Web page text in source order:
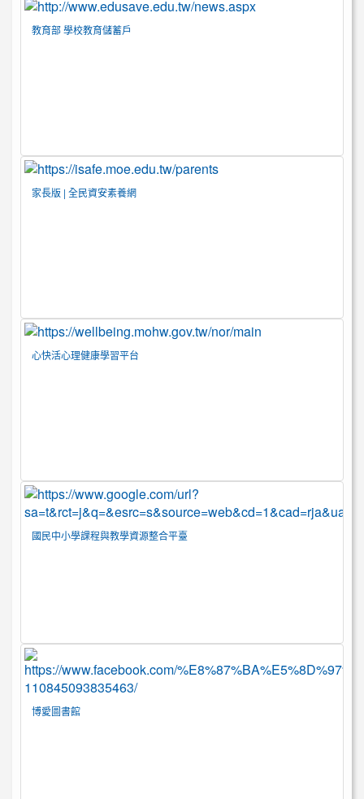
教育部 學校教育儲蓄戶
家長版 | 全民資安素養網
心快活心理健康學習平台
國民中小學課程與教學資源整合平臺
博愛圖書館